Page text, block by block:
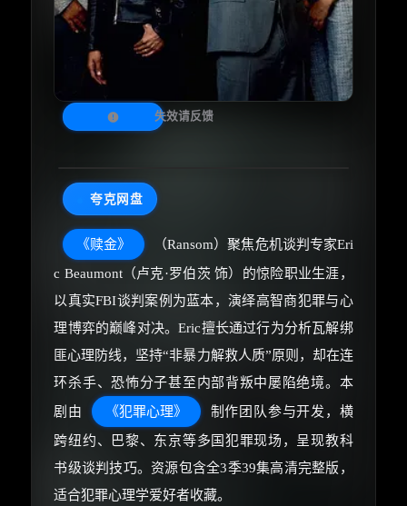
失效请反馈
夸克网盘
《赎金》
（Ransom）聚焦危机谈判专家Eri
c Beaumont（卢克·罗伯茨 饰）的惊险职业生涯，
以真实FBI谈判案例为蓝本，演绎高智商犯罪与心
理博弈的巅峰对决。Eric擅长通过行为分析瓦解绑
匪心理防线，坚持“非暴力解救人质”原则，却在连
环杀手、恐怖分子甚至内部背叛中屡陷绝境。本
剧由
《犯罪心理》
制作团队参与开发，横
跨纽约、巴黎、东京等多国犯罪现场，呈现教科
书级谈判技巧。资源包含全3季39集高清完整版，
适合犯罪心理学爱好者收藏。